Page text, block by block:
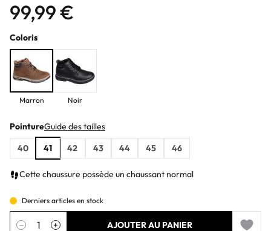
99,99 €
Coloris
Marron Noir
PointureGuide des tailles
40
41 42 43 44 45 46
Cette chaussure possède un chaussant normal
Derniers articles en stock
Quantité
− + AJOUTER AU PANIER